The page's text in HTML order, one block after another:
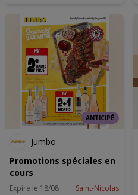
ANTICIPÉ
Jumbo
Promotions spéciales en
cours
Expire le 18/08 Saint-Nicolas